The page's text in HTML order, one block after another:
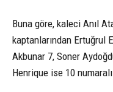
Buna göre, kaleci Anıl
kaptanlarından Ertuğrul
Akbunar 7, Soner
Henrique ise 10